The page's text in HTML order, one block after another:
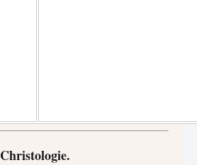
Christologie.